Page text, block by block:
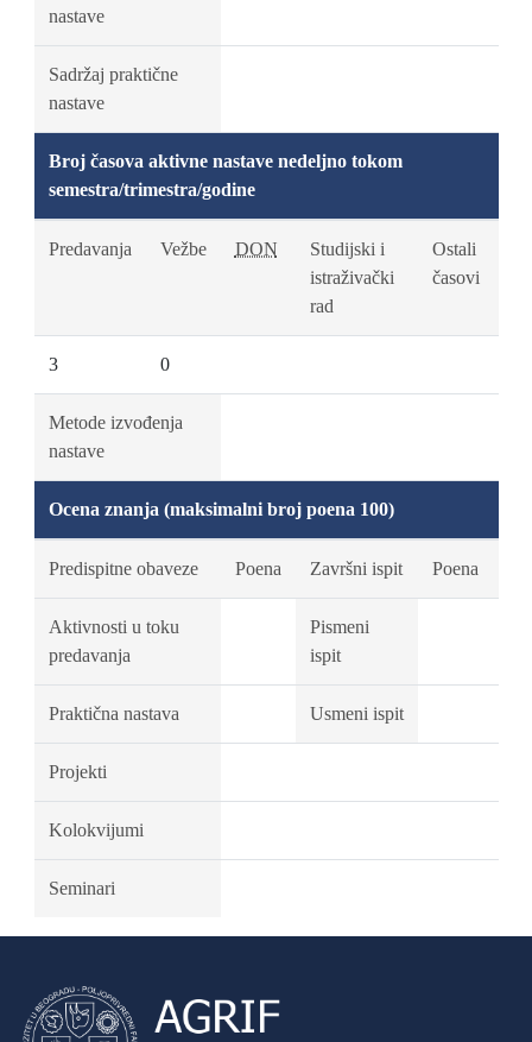
nastave
Sadržaj praktične
nastave
Broj časova aktivne nastave nedeljno tokom
semestra/trimestra/godine
Predavanja Vežbe DON
Studijski i
istraživački
rad
Ostali
časovi
3 0
Metode izvođenja
nastave
Ocena znanja (maksimalni broj poena 100)
Predispitne obaveze Poena Završni ispit Poena
Aktivnosti u toku
predavanja
Pismeni
ispit
Praktična nastava Usmeni ispit
Projekti
Kolokvijumi
Seminari